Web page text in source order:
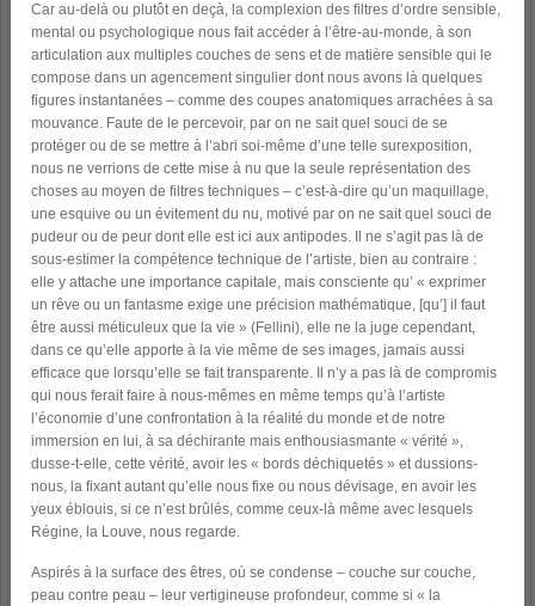
Car au-delà ou plutôt en deçà, la complexion des filtres d’ordre sensible,
mental ou psychologique nous fait accéder à l’être-au-monde, à son
articulation aux multiples couches de sens et de matière sensible qui le
compose dans un agencement singulier dont nous avons là quelques
figures instantanées – comme des coupes anatomiques arrachées à sa
mouvance. Faute de le percevoir, par on ne sait quel souci de se
protéger ou de se mettre à l’abri soi-même d’une telle surexposition,
nous ne verrions de cette mise à nu que la seule représentation des
choses au moyen de filtres techniques – c’est-à-dire qu’un maquillage,
une esquive ou un évitement du nu, motivé par on ne sait quel souci de
pudeur ou de peur dont elle est ici aux antipodes. Il ne s’agit pas là de
sous-estimer la compétence technique de l’artiste, bien au contraire :
elle y attache une importance capitale, mais consciente qu’ « exprimer
un rêve ou un fantasme exige une précision mathématique, [qu’] il faut
être aussi méticuleux que la vie » (Fellini), elle ne la juge cependant,
dans ce qu’elle apporte à la vie même de ses images, jamais aussi
efficace que lorsqu’elle se fait transparente. Il n’y a pas là de compromis
qui nous ferait faire à nous-mêmes en même temps qu’à l’artiste
l’économie d’une confrontation à la réalité du monde et de notre
immersion en lui, à sa déchirante mais enthousiasmante « vérité »,
dusse-t-elle, cette vérité, avoir les « bords déchiquetés » et dussions-
nous, la fixant autant qu’elle nous fixe ou nous dévisage, en avoir les
yeux éblouis, si ce n’est brûlés, comme ceux-là même avec lesquels
Régine, la Louve, nous regarde.
Aspirés à la surface des êtres, où se condense – couche sur couche,
peau contre peau – leur vertigineuse profondeur, comme si « la